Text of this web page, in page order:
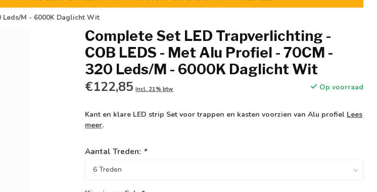
Leds/M - 6000K Daglicht Wit
Complete Set LED Trapverlichting -
COB LEDS - Met Alu Profiel - 70CM -
320 Leds/M - 6000K Daglicht Wit
€122,85 Incl. 21% btw Op voorraad
Kant en klare LED strip Set voor trappen en kasten voorzien van Alu profiel Lees
meer.
Aantal Treden: *